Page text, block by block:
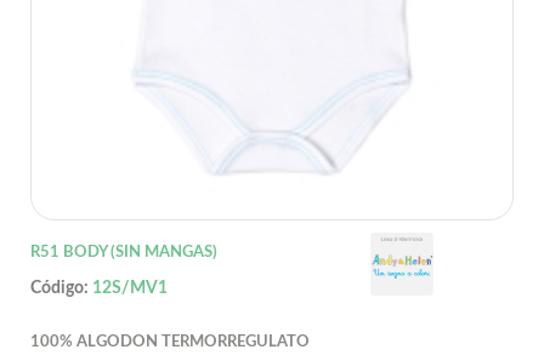
R51 BODY (SIN MANGAS)
Código: 12S/MV1
100% ALGODON TERMORREGULATO